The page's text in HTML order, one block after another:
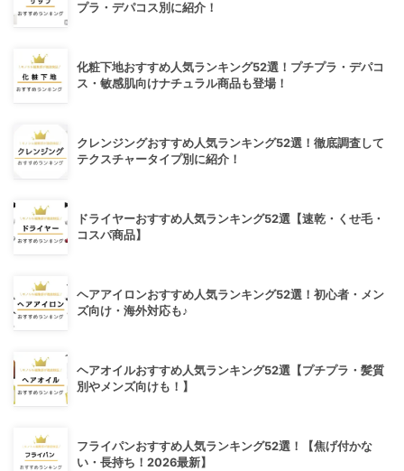
プラ・デパコス別に紹介！
化粧下地おすすめ人気ランキング52選！プチプラ・デパコ
ス・敏感肌向けナチュラル商品も登場！
クレンジングおすすめ人気ランキング52選！徹底調査して
テクスチャータイプ別に紹介！
ドライヤーおすすめ人気ランキング52選【速乾・くせ毛・
コスパ商品】
ヘアアイロンおすすめ人気ランキング52選！初心者・メン
ズ向け・海外対応も♪
ヘアオイルおすすめ人気ランキング52選【プチプラ・髪質
別やメンズ向けも！】
フライパンおすすめ人気ランキング52選！【焦げ付かな
い・長持ち！2026最新】